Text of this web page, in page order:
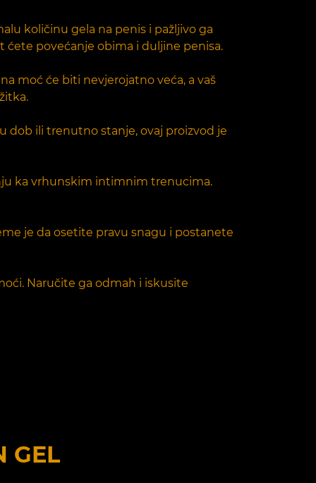
količinu gela na penis i pažljivo ga
povećanje obima i duljine penisa.
moć će biti nevjerojatno veća, a vaš
dob ili trenutno stanje, ovaj proizvod je
ka vrhunskim intimnim trenucima.
je da osetite pravu snagu i postanete
Naručite ga odmah i iskusite
GEL